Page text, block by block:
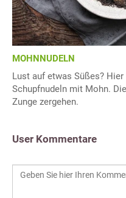
MOHNNUDELN
Lust auf etwas Süßes?
Schupfnudeln mit Mohn.
Zunge zergehen.
User Kommentare